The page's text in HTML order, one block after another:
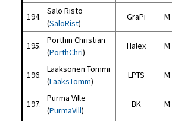
194.
Salo Risto
(SaloRist)
GraPi M
195.
Porthin Christian
(PorthChri)
Halex M
196.
Laaksonen Tommi
(LaaksTomm)
LPTS M
197.
Purma Ville
(PurmaVill)
BK M